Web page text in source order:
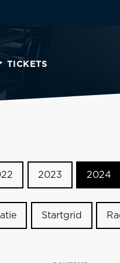
TICKETS
2023 2024
Startgrid